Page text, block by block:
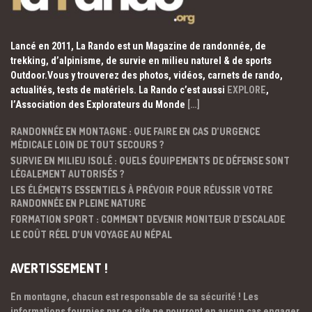
Lancé en 2011, La Rando est un Magazine de randonnée, de
trekking, d’alpinisme, de survie en milieu naturel & de sports
Outdoor.Vous y trouverez des photos, vidéos, carnets de rando,
actualités, tests de matériels. La Rando c’est aussi EXPLORE,
l’Association des Explorateurs du Monde […]
RANDONNÉE EN MONTAGNE : QUE FAIRE EN CAS D’URGENCE
MÉDICALE LOIN DE TOUT SECOURS ?
SURVIE EN MILIEU ISOLÉ : QUELS ÉQUIPEMENTS DE DÉFENSE SONT
LÉGALEMENT AUTORISÉS ?
LES ÉLÉMENTS ESSENTIELS À PRÉVOIR POUR RÉUSSIR VOTRE
RANDONNÉE EN PLEINE NATURE
FORMATION SPORT : COMMENT DEVENIR MONITEUR D’ESCALADE
LE COÛT RÉEL D’UN VOYAGE AU NÉPAL
AVERTISSEMENT !
En montagne, chacun est responsable de sa sécurité ! Les